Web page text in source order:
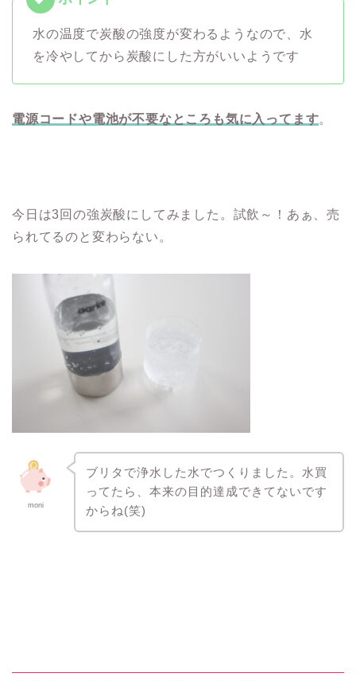
水の温度で炭酸の強度が変わるようなので、水
を冷やしてから炭酸にした方がいいようです
電源コードや電池が不要なところも気に入ってます。
今日は3回の強炭酸にしてみました。試飲～！あぁ、売
られてるのと変わらない。
moni
ブリタで浄水した水でつくりました。水買
ってたら、本来の目的達成できてないです
からね(笑)